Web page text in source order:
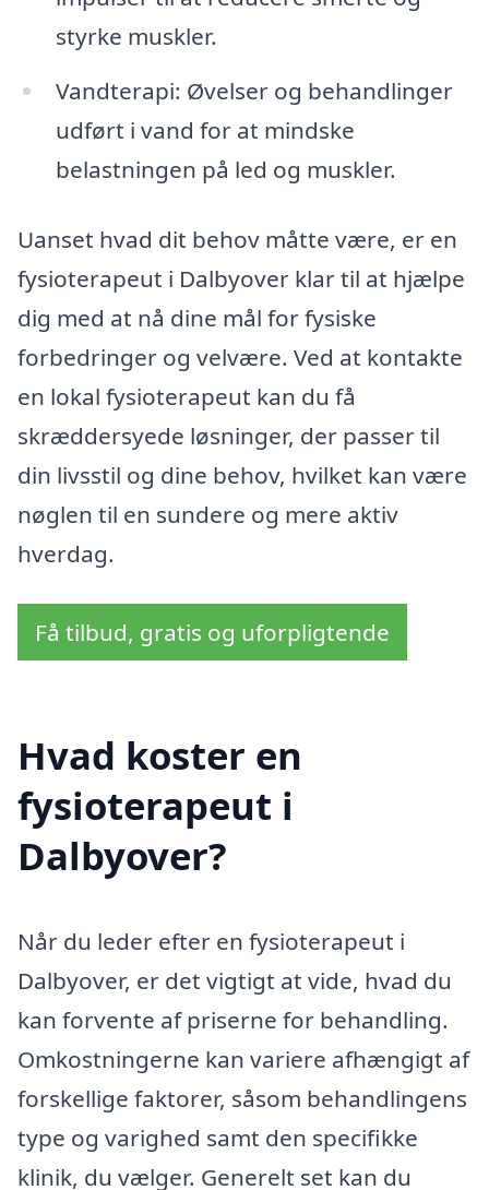
styrke muskler.
Vandterapi: Øvelser og behandlinger
udført i vand for at mindske
belastningen på led og muskler.
Uanset hvad dit behov måtte være, er en
fysioterapeut i Dalbyover klar til at hjælpe
dig med at nå dine mål for fysiske
forbedringer og velvære. Ved at kontakte
en lokal fysioterapeut kan du få
skræddersyede løsninger, der passer til
din livsstil og dine behov, hvilket kan være
nøglen til en sundere og mere aktiv
hverdag.
Få tilbud, gratis og uforpligtende
Hvad koster en
fysioterapeut i
Dalbyover?
Når du leder efter en fysioterapeut i
Dalbyover, er det vigtigt at vide, hvad du
kan forvente af priserne for behandling.
Omkostningerne kan variere afhængigt af
forskellige faktorer, såsom behandlingens
type og varighed samt den specifikke
klinik, du vælger. Generelt set kan du